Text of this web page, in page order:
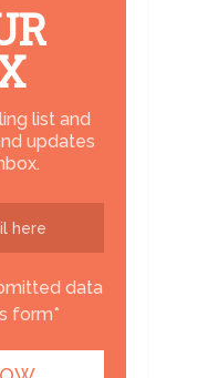
list and
updates
data
form*